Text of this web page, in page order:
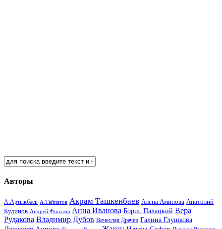
Авторы
А.Артыкбаев А.Тайпатов Акрам Ташкенбаев Алена Аминова Анатолий
Кудинов Андрей Филатов Анна Иванова Борис Палацкий Вера
Рудакова Владимир Дубов Вячеслав Драчев Галина Глушкова